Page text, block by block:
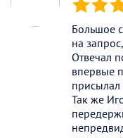
(*) (*) (*)
Большое
на
Отвечал
впервые
присылал
Так же